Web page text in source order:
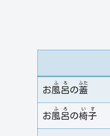
お風
ふ
呂
ろ
の蓋
ふた
お風
ふ
呂
ろ
の椅
い
子
す